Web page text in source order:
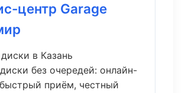
центр Garage
в Казань
без очередей: онлайн-
приём, честный